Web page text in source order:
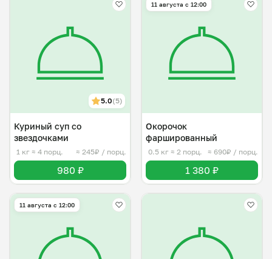
5.0(5)
Куриный суп со
звездочками
1 кг ≈ 4 порц. ≈ 245₽ / порц.
980 ₽
11 августа с 12:00
Окорочок
фаршированный
0.5 кг ≈ 2 порц. ≈ 690₽ / порц.
1 380 ₽
11 августа с 12:00